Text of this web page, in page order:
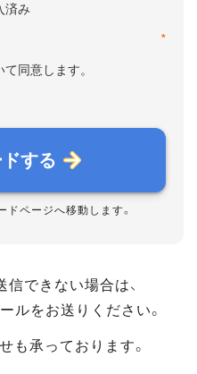
済み
*
同意します。
する
ドページへ移動します。
できない場合は、
ルをお送りください。
も承っております。